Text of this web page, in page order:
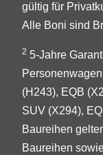
gültig für
Alle Boni sind
2 5-Jahre
(H243), EQB
SUV (X294),
Baureihen
Baureihen